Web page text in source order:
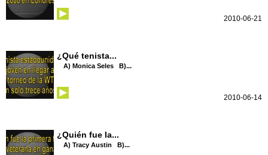
2010-06-21
¿Qué tenista...
A) Monica Seles B)...
2010-06-14
¿Quién fue la...
A) Tracy Austin B)...